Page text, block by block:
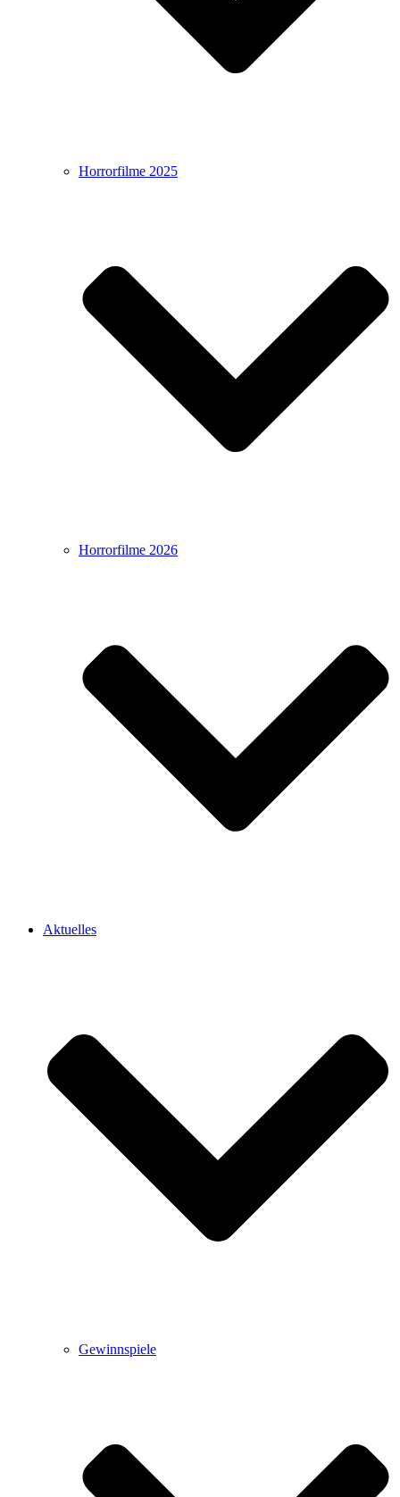
Horrorfilme 2025
Horrorfilme 2026
Aktuelles
Gewinnspiele